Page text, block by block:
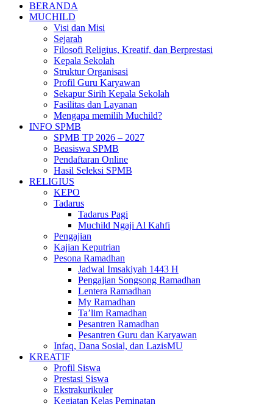
BERANDA
MUCHILD
Visi dan Misi
Sejarah
Filosofi Religius, Kreatif, dan Berprestasi
Kepala Sekolah
Struktur Organisasi
Profil Guru Karyawan
Sekapur Sirih Kepala Sekolah
Fasilitas dan Layanan
Mengapa memilih Muchild?
INFO SPMB
SPMB TP 2026 – 2027
Beasiswa SPMB
Pendaftaran Online
Hasil Seleksi SPMB
RELIGIUS
KEPO
Tadarus
Tadarus Pagi
Muchild Ngaji Al Kahfi
Pengajian
Kajian Keputrian
Pesona Ramadhan
Jadwal Imsakiyah 1443 H
Pengajian Songsong Ramadhan
Lentera Ramadhan
My Ramadhan
Ta’lim Ramadhan
Pesantren Ramadhan
Pesantren Guru dan Karyawan
Infaq, Dana Sosial, dan LazisMU
KREATIF
Profil Siswa
Prestasi Siswa
Ekstrakurikuler
Kegiatan Kelas Peminatan